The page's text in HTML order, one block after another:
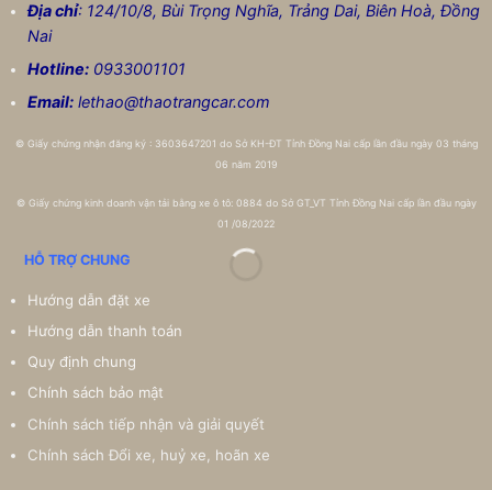
Địa chỉ: 124/10/8, Bùi Trọng Nghĩa, Trảng Dai, Biên Hoà, Đồng
Nai
Hotline: 0933001101
Email: lethao@thaotrangcar.com
©Giấy chứng nhận đăng ký : 3603647201 do Sở KH-ĐT Tỉnh Đồng Nai cấp lần đầu ngày 03 tháng
06 năm 2019
©Giấy chứng kinh doanh vận tải bằng xe ô tô: 0884 do Sở GT_VT Tỉnh Đồng Nai cấp lần đầu ngày
01 /08/2022
HỖ TRỢ CHUNG
Hướng dẫn đặt xe
Hướng dẫn thanh toán
Quy định chung
Chính sách bảo mật
Chính sách tiếp nhận và giải quyết
Chính sách Đổi xe, huỷ xe, hoãn xe